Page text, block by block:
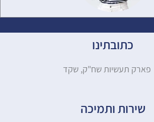
כתובתינו
פארק תעשיות שח"ק, שקד
שירות ותמיכה